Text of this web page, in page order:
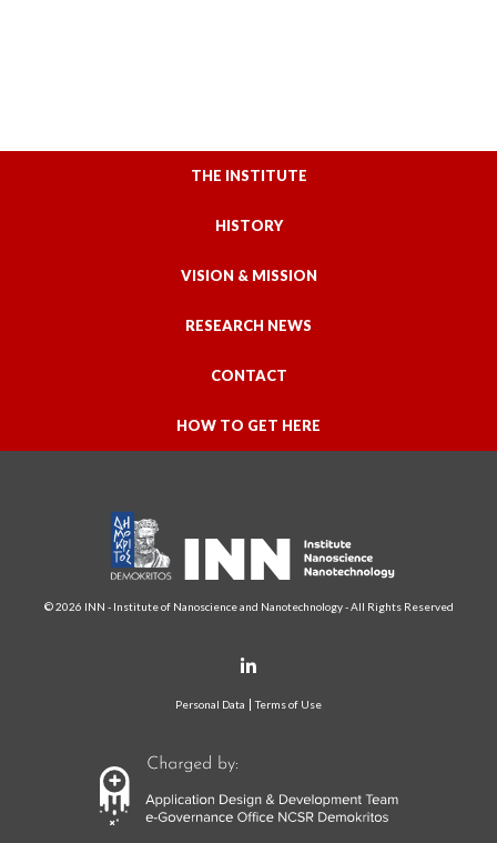
THE INSTITUTE
HISTORY
VISION & MISSION
RESEARCH NEWS
CONTACT
HOW TO GET HERE
© 2026 INN - Institute of Nanoscience and Nanotechnology - All Rights Reserved
Personal Data Terms of Use